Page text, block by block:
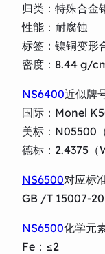
归类：特殊合金
性能：耐腐蚀
标签：镍铜变形
密度：8.44 g/
NS6400近似牌
国际：Monel
美标：N05500
德标：2.4375（
NS6500对应标
GB /T 15007-
NS6500化学元
Fe：≤2